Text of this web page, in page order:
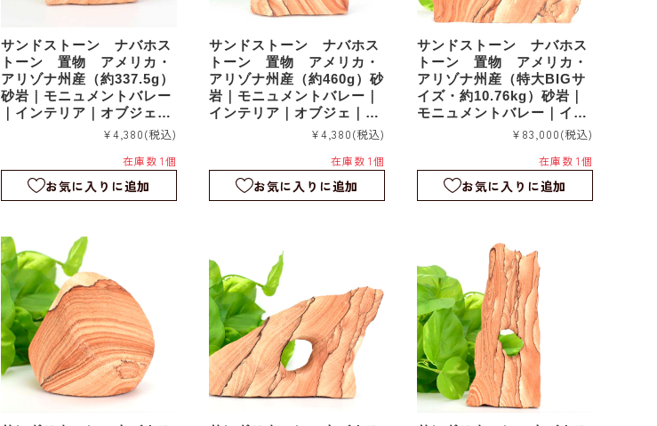
サンドストーン ナバホス
トーン 置物 アメリカ・
アリゾナ州産（約337.5g）
砂岩｜モニュメントバレー
｜インテリア｜オブジェ｜
¥4,380(税込)
在庫数 1個
お気に入りに追加
サンドストーン ナバホス
トーン 置物 アメリカ・
アリゾナ州産（約460g）砂
岩｜モニュメントバレー｜
インテリア｜オブジェ｜sd
¥4,380(税込)
在庫数 1個
お気に入りに追加
サンドストーン ナバホス
トーン 置物 アメリカ・
アリゾナ州産（特大BIGサ
イズ・約10.76kg）砂岩｜
モニュメントバレー｜イン
テリア｜オブジェ｜sds02
¥83,000(税込)
在庫数 1個
お気に入りに追加